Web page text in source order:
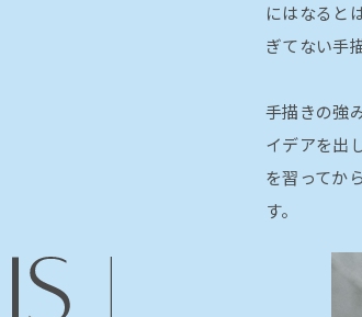
にはなると
ぎてない手
手描きの強
イデアを出
を習ってか
す。